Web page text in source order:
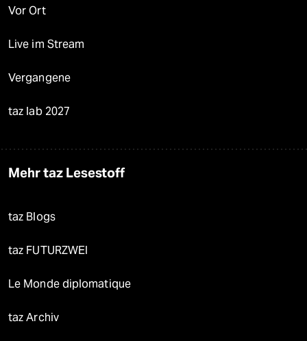
Vor Ort
Live im Stream
Vergangene
taz lab 2027
Mehr taz Lesestoff
taz Blogs
taz FUTURZWEI
Le Monde diplomatique
taz Archiv